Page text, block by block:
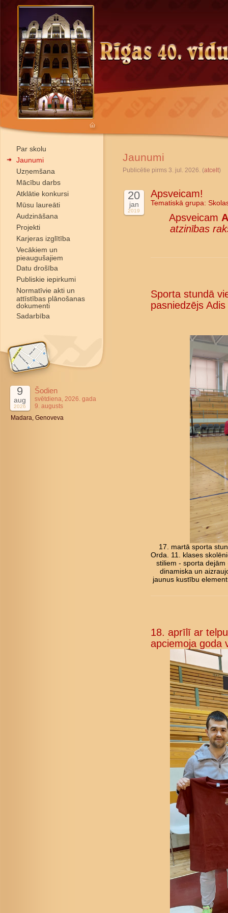
Par skolu
Jaunumi
Uzņemšana
Mācību darbs
Atklātie konkursi
Mūsu laureāti
Audzināšana
Projekti
Karjeras izglītība
Vecākiem un
pieaugušajiem
Datu drošība
Publiskie iepirkumi
Normatīvie akti un
attīstības plānošanas
dokumenti
Sadarbība
9
aug
2026
Šodien
svētdiena, 2026. gada
9. augusts
Madara, Genoveva
Jaunumi
Publicētie pirms 3. jul. 2026. (atcelt)
20
jan
2019
Apsveicam!
Tematiskā grupa:
Apsveicam
atzinības
Sporta stundā
pasniedzējs
17. martā sporta
Orda. 11. klases
stiliem - sporta
dinamiska un
jaunus kustību
18. aprīlī ar
apciemoja goda